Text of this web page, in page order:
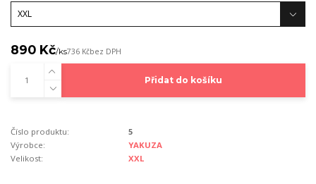
890 Kč/ks736 Kčbez DPH
Přidat do košíku
Číslo produktu:
5
Výrobce:
YAKUZA
Velikost:
XXL